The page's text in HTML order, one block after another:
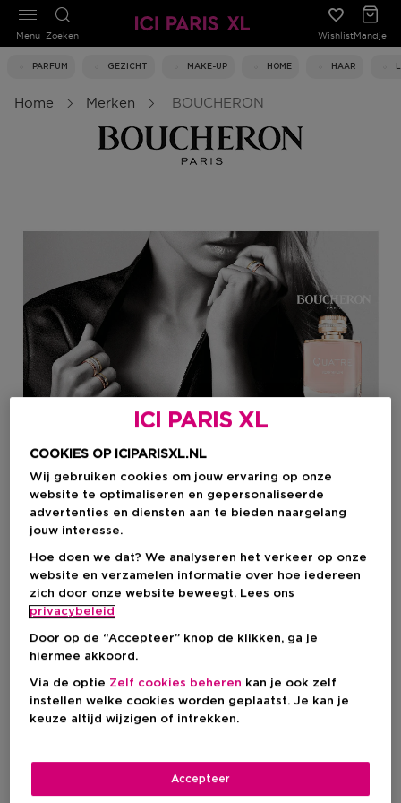
Zoeken WishlistMandje
PARFUM GEZICHT MAKE-UP HOME HAAR
Menu
Home Merken BOUCHERON
BOUCHERON
Parfum
Filteren
-20%
ICI PARIS XL
COOKIES OP ICIPARISXL.NL
Wij gebruiken cookies om jouw ervaring op onze
website te optimaliseren en gepersonaliseerde
advertenties en diensten aan te bieden naargelang
jouw interesse.
Hoe doen we dat? We analyseren het verkeer op onze
website en verzamelen informatie over hoe iedereen
zich door onze website beweegt. Lees ons
privacybeleid
Door op de “Accepteer” knop de klikken, ga je
hiermee akkoord.
Via de optie Zelf cookies beheren kan je ook zelf
instellen welke cookies worden geplaatst. Je kan je
keuze altijd wijzigen of intrekken.
Accepteer